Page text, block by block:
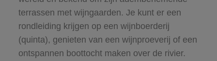
terrassen met wijngaarden. Je kunt er een
rondleiding krijgen op een wijnboerderij
(quinta), genieten van een wijnproeverij of een
ontspannen boottocht maken over de rivier.